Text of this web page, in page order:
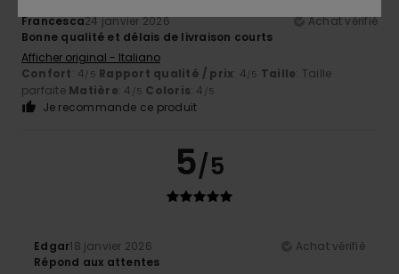
Francesca24 janvier 2026
Achat vérifié
Bonne qualité et délais de livraison courts
Afficher original - Italiano
Confort: 4/5 Rapport qualité / prix: 4/5 Taille: Taille
parfaite Matière: 4 /5 Coloris: 4 /5
Je recommande ce produit
5/5
Edgar18 janvier 2026
Achat vérifié
Répond aux attentes